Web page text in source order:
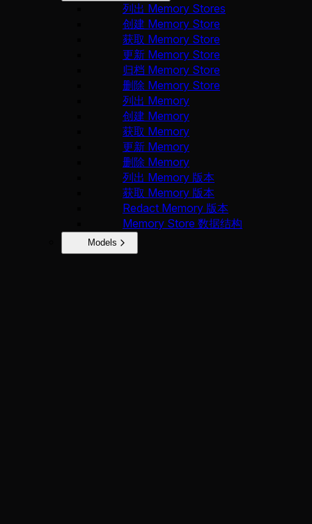
列出 Memory Stores
创建 Memory Store
获取 Memory Store
更新 Memory Store
归档 Memory Store
删除 Memory Store
列出 Memory
创建 Memory
获取 Memory
更新 Memory
删除 Memory
列出 Memory 版本
获取 Memory 版本
Redact Memory 版本
Memory Store 数据结构
Models